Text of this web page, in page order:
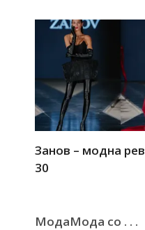
Занов – модна
30
МодаМода со . . .